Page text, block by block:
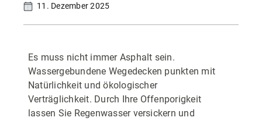
11. Dezember 2025
Es muss nicht immer Asphalt sein.
Wassergebundene Wegedecken punkten mit
Natürlichkeit und ökologischer
Verträglichkeit. Durch Ihre Offenporigkeit
lassen Sie Regenwasser versickern und